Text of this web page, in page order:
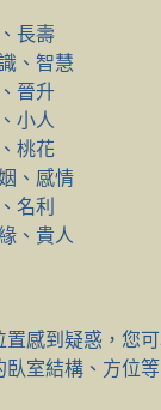
長壽
、智慧
晉升
小人
桃花
、感情
名利
、貴人
感到疑惑，您
室結構、方位